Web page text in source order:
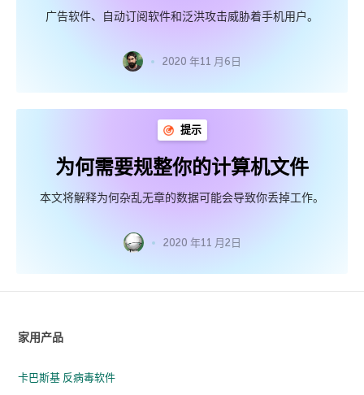
广告软件、自动订阅软件和泛洪攻击威胁着手机用户。
2020 年11 月6日
提示
为何需要规整你的计算机文件
本文将解释为何杂乱无章的数据可能会导致你丢掉工作。
2020 年11 月2日
家用产品
卡巴斯基 反病毒软件